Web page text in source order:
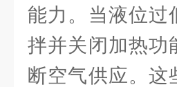
能力。当液位过
拌并关闭加热功
断空气供应。